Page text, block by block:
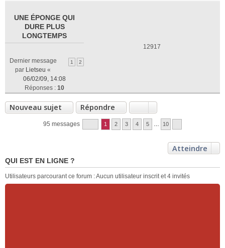
UNE ÉPONGE QUI
DURE PLUS
LONGTEMPS
1 2
Dernier message
par Lietseu «
06/02/09, 14:08
Réponses : 10
12917
Nouveau sujet Répondre
95 messages 1 2 3 4 5 10
Atteindre
QUI EST EN LIGNE ?
Utilisateurs parcourant ce forum : Aucun utilisateur inscrit et 4 invités